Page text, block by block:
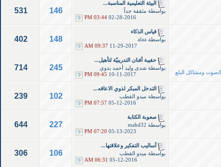
البيئة التعليمية المناسبة...
بواسطة مثقفة جداً
02-28-2016
03:44 PM
146
531
قياس الذكاء
بواسطة alaa
11-29-2017
09:37 AM
148
402
ومشاكل البلع
حقيبة أفنان التدريبيّة لتأهيل...
بواسطة شدى وليد أحمد بدوي
10-11-2017
09:45 PM
245
714
التدخل المبكر لذوي الاعاقه...
بواسطة ميدو القطب
05-12-2016
07:57 PM
102
239
صعوبة الكتابة
بواسطة mahd32
05-13-2023
07:20 PM
227
644
أساليب التفكير وعلاقتها...
بواسطة ميدو القطب
05-12-2016
06:31 AM
106
306